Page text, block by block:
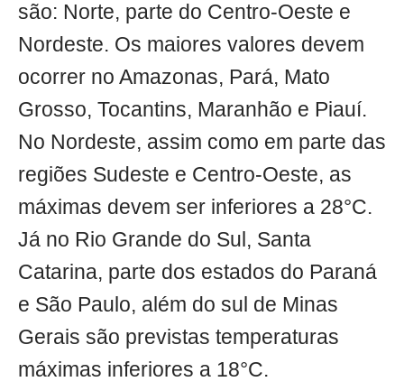
são: Norte, parte do Centro-Oeste e
Nordeste. Os maiores valores devem
ocorrer no Amazonas, Pará, Mato
Grosso, Tocantins, Maranhão e Piauí.
No Nordeste, assim como em parte das
regiões Sudeste e Centro-Oeste, as
máximas devem ser inferiores a 28°C.
Já no Rio Grande do Sul, Santa
Catarina, parte dos estados do Paraná
e São Paulo, além do sul de Minas
Gerais são previstas temperaturas
máximas inferiores a 18°C.